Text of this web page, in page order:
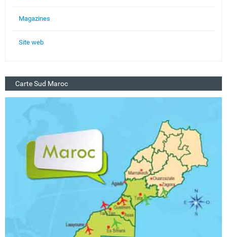
Magazines
Site web
Carte Sud Maroc